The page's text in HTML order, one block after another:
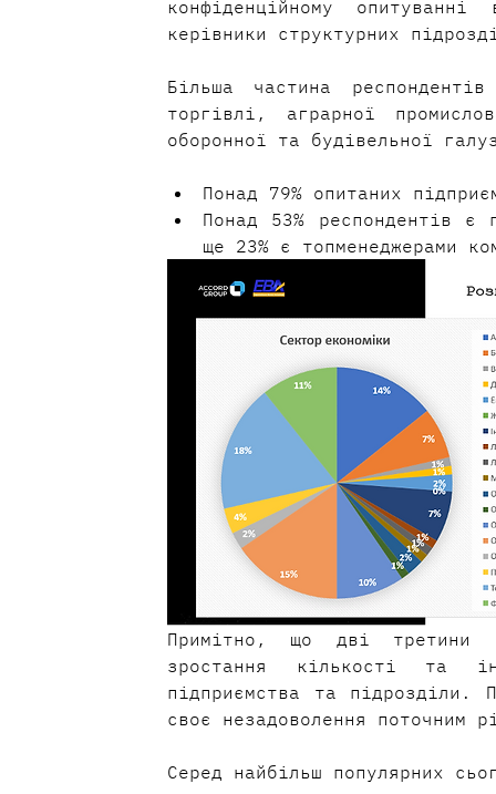
конфіденційному
керівники структурних
Більша частина
торгівлі, аграрної
оборонної та будівельної
Понад 79% опитаних
Понад 53% респондентів є
ще 23% є топменеджерами
Примітно, що дві третини
зростання кількості та
підприємства та підрозділи.
своє незадоволення поточним
Серед найбільш популярних